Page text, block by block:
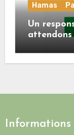
Hamas
Un
route de
Informations